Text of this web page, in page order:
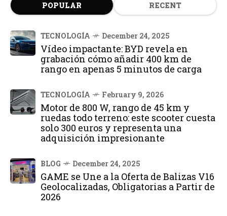
POPULAR RECENT
TECNOLOGÍA December 24, 2025
Vídeo impactante: BYD revela en
grabación cómo añadir 400 km de
rango en apenas 5 minutos de carga
TECNOLOGÍA February 9, 2026
Motor de 800 W, rango de 45 km y
ruedas todo terreno: este scooter cuesta
solo 300 euros y representa una
adquisición impresionante
BLOG December 24, 2025
GAME se Une a la Oferta de Balizas V16
Geolocalizadas, Obligatorias a Partir de
2026